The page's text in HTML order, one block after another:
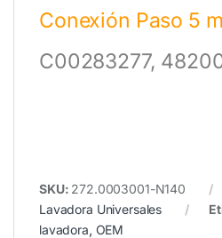
Conexión Paso 5
C00283277,
SKU: 272.0003001-N140
Lavadora Universales
lavadora, OEM